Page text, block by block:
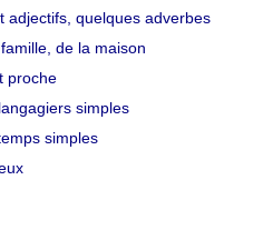
adjectifs, quelques adverbes
de la maison
proche
simples
simples